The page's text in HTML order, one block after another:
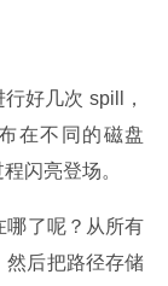
好几次 spill，
在不同的磁盘
闪亮登场。
哪了呢？从所有
然后把路径存储